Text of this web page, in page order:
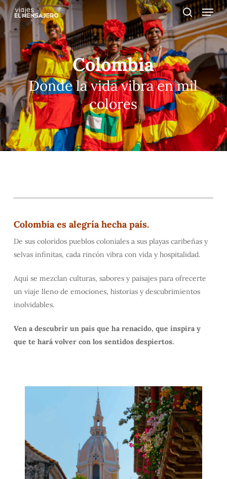
Skip
to
main
search
Menu
Colombia
Donde la vida vibra en mil
colores
Colombia es alegría hecha país.
De sus coloridos pueblos coloniales a sus playas caribeñas y
selvas infinitas, cada rincón vibra con vida y hospitalidad.
Aquí se mezclan culturas, sabores y paisajes para ofrecerte
un viaje lleno de emociones, historias y descubrimientos
inolvidables.
Ven a descubrir un país que ha renacido, que inspira y
que te hará volver con los sentidos despiertos.